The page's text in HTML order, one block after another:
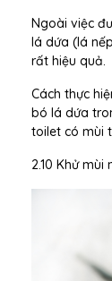
Ngoài việc
lá dứa (lá
rất hiệu quả.
Cách thực
bó lá dứa
toilet có mùi
2.10 Khử